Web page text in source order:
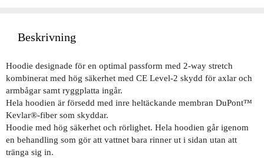
Beskrivning
Hoodie designade för en optimal passform med 2-way stretch
kombinerat med hög säkerhet med CE Level-2 skydd för axlar och
armbågar samt ryggplatta ingår.
Hela hoodien är försedd med inre heltäckande membran DuPont™
Kevlar®-fiber som skyddar.
Hoodie med hög säkerhet och rörlighet. ​Hela hoodien går igenom
en behandling som gör att vattnet bara rinner ut i sidan utan att
tränga sig in.